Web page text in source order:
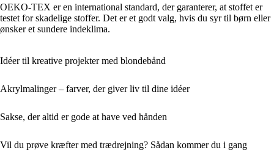
OEKO-TEX er en international standard, der garanterer, at stoffet er
testet for skadelige stoffer. Det er et godt valg, hvis du syr til børn eller
ønsker et sundere indeklima.
Idéer til kreative projekter med blondebånd
Akrylmalinger – farver, der giver liv til dine idéer
Sakse, der altid er gode at have ved hånden
Vil du prøve kræfter med trædrejning? Sådan kommer du i gang